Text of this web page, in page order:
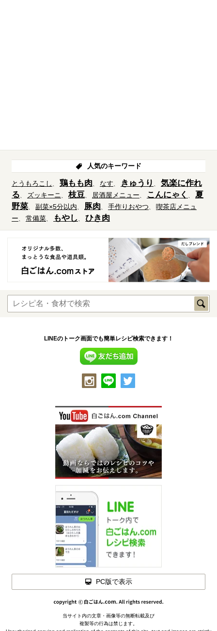
人気のキーワード
とうもろこし 鶏もも肉 なす きゅうり
気楽に作れ
る
ズッキーニ 枝豆 居酒屋メニュー こんにゃく
夏
野菜
副菜×5分以内 豚肉 手作りおやつ
喫茶店メニュ
ー
常備菜 もやし ひき肉
閉じる
LINEのトーク画面でも簡単レシピ検索できます！
PC版で表示
当サイト内の文章・画像等の無断転載及び
複製等の行為は禁じます。